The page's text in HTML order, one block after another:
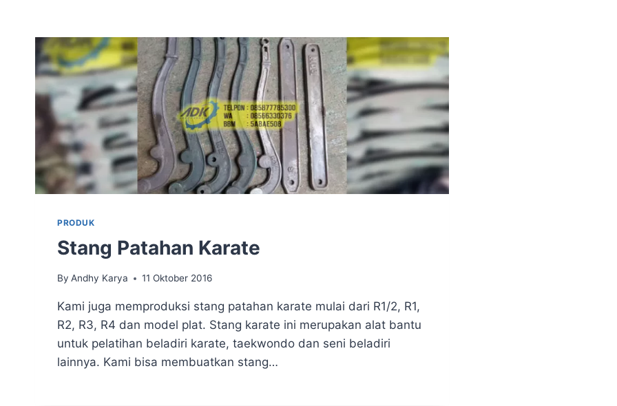
PRODUK
Stang Patahan Karate
By Andhy Karya 11 Oktober 2016
Kami juga memproduksi stang patahan karate mulai dari R1/2, R1,
R2, R3, R4 dan model plat. Stang karate ini merupakan alat bantu
untuk pelatihan beladiri karate, taekwondo dan seni beladiri
lainnya. Kami bisa membuatkan stang…